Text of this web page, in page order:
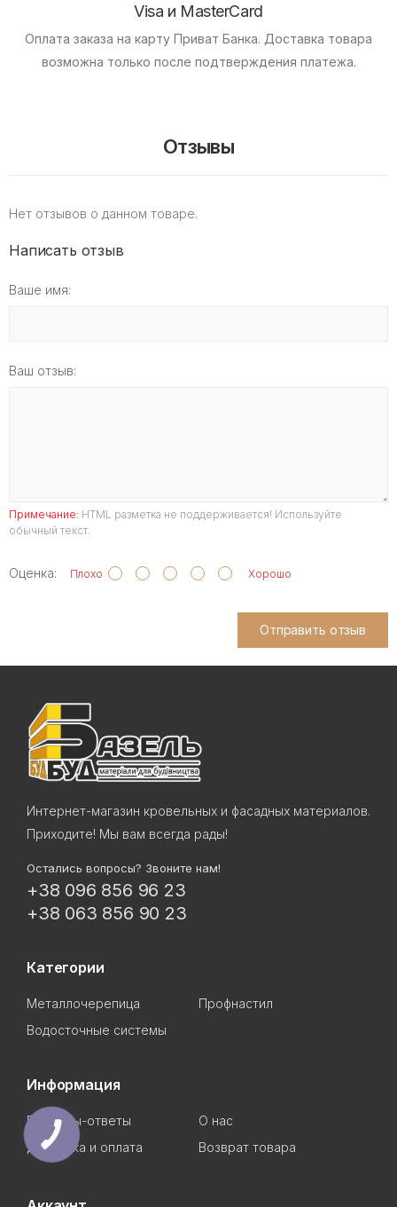
Visa и MasterCard
Оплата заказа на карту Приват Банка. Доставка товара
возможна только после подтверждения платежа.
Отзывы
Нет отзывов о данном товаре.
Написать отзыв
Ваше имя:
Ваш отзыв:
Примечание: HTML разметка не поддерживается! Используйте
обычный текст.
Оценка: Плохо Хорошо
Отправить отзыв
Интернет-магазин кровельных и фасадных материалов.
Приходите! Мы вам всегда рады!
Остались вопросы? Звоните нам!
+38 096 856 96 23
+38 063 856 90 23
Категории
Металлочерепица
Профнастил
Водосточные системы
Информация
Вопросы-ответы
О нас
Доставка и оплата
Возврат товара